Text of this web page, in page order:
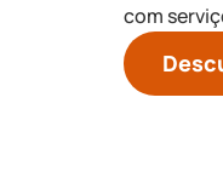
com